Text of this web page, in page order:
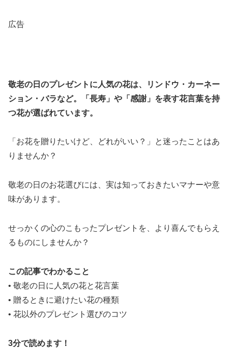
広告
敬老の日のプレゼントに人気の花は、リンドウ・カーネー
ション・バラなど。「長寿」や「感謝」を表す花言葉を持
つ花が選ばれています。
「お花を贈りたいけど、どれがいい？」と迷ったことはあ
りませんか？
敬老の日のお花選びには、実は知っておきたいマナーや意
味があります。
せっかくの心のこもったプレゼントを、より喜んでもらえ
るものにしませんか？
この記事でわかること
• 敬老の日に人気の花と花言葉
• 贈るときに避けたい花の種類
• 花以外のプレゼント選びのコツ
3分で読めます！